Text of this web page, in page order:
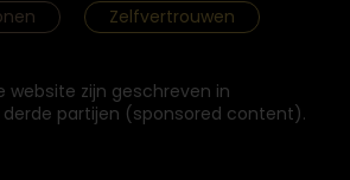
Zelfvertrouwen
website zijn geschreven in
partijen (sponsored content).